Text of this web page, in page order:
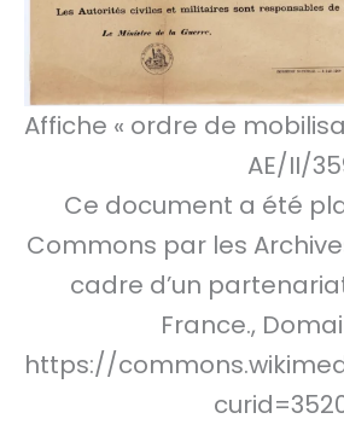
Affiche « ordre de
AE/II/
Ce document a été
Commons par les
cadre d’un
France.,
https://